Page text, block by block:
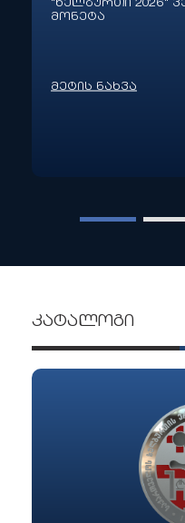
"ხელბურთი 2026"
მონეტა
მეტის ნახვა
კატალოგი